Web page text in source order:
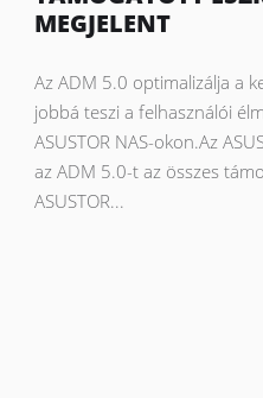
MEGJELENT
Az ADM 5.0 optimalizálja a
jobbá teszi a felhasználói
ASUSTOR NAS-okon.Az
az ADM 5.0-t az összes
ASUSTOR...